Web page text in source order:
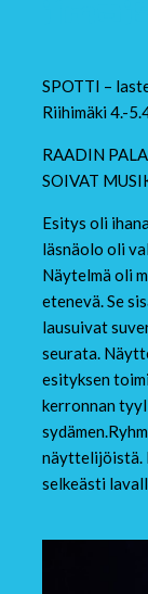
SPOTTI –
Riihimäki 4.-
RAADIN
SOIVAT
Esitys oli
läsnäolo oli
Näytelmä oli
etenevä. Se
lausuivat
seurata.
esityksen
kerronnan
näyttelijöistä.
selkeästi